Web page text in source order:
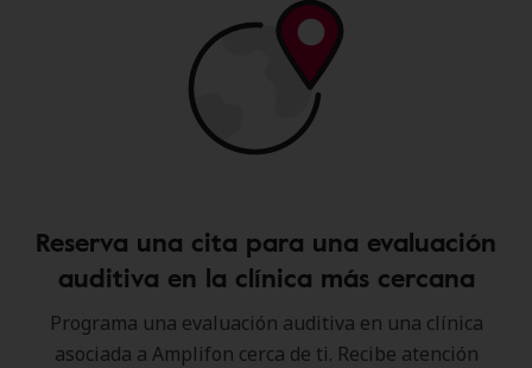
Reserva una cita para una evaluación
auditiva en la clínica más cercana
Programa una evaluación auditiva en una clínica
asociada a Amplifon cerca de ti. Recibe atención